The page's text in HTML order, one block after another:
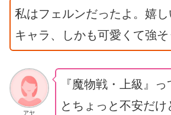
私はフェルンだったよ。嬉
キャラ、しかも可愛くて強そ
アヤ
『魔物戦・上級』
とちょっと不安だ